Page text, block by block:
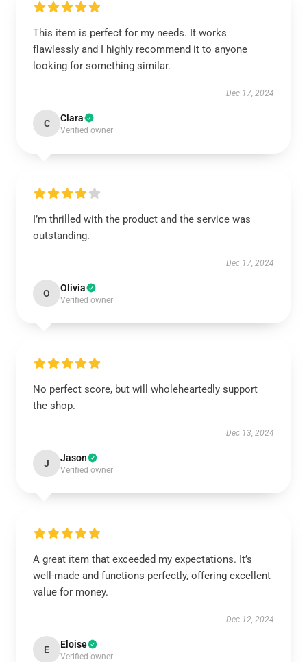
This item is perfect for my needs. It works
flawlessly and I highly recommend it to anyone
looking for something similar.
Dec 17, 2024
C Clara
Verified owner
I’m thrilled with the product and the service was
outstanding.
Dec 17, 2024
O Olivia
Verified owner
No perfect score, but will wholeheartedly support
the shop.
Dec 13, 2024
J Jason
Verified owner
A great item that exceeded my expectations. It’s
well-made and functions perfectly, offering excellent
value for money.
Dec 12, 2024
E Eloise
Verified owner